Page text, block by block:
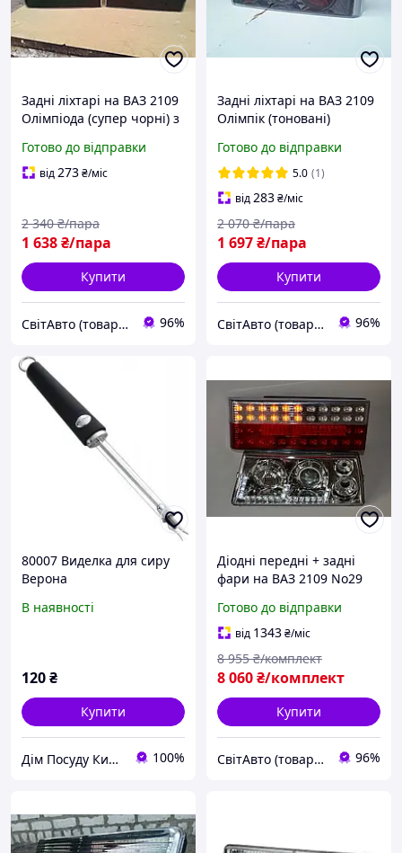
Задні ліхтарі на ВАЗ 2109
Олімпіода (супер чорні) з
Готово до відправки
від273₴/міс
1 638₴/пара
2 340 ₴/пара
Купити
СвітАвто (товари для тюнінгу автомобілів ВАЗ) 96%
Задні ліхтарі на ВАЗ 2109
Олімпік (тоновані)
Готово до відправки
5.0 (1)
від283₴/міс
1 697₴/пара
2 070 ₴/пара
Купити
СвітАвто (товари для тюнінгу автомобілів ВАЗ) 96%
80007 Виделка для сиру
Верона
В наявності
120₴
Купити
Дім Посуду Кияночка 100%
Діодні передні + задні
фари на ВАЗ 2109 No29
Готово до відправки
від 1343₴/міс
8 060₴/комплект
8 955 ₴/комплект
Купити
СвітАвто (товари для тюнінгу автомобілів ВАЗ) 96%